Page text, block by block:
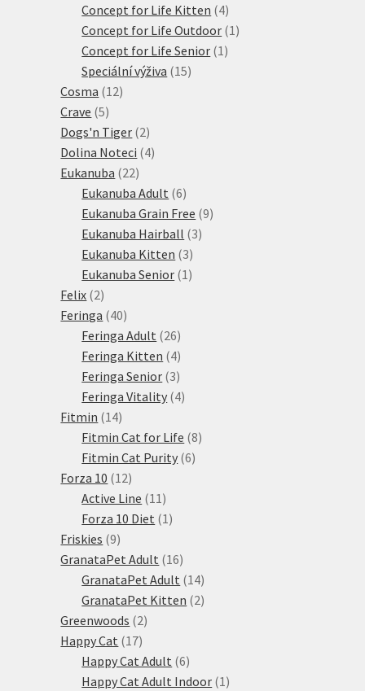
produkty
Concept for Life Kitten 44
produkty
Concept for Life Outdoor 1 1
Concept for Life Senior 1 1
Speciální výživa 1515
Cosma 1212
Crave 55
produktů
Dogs'n Tiger 22
produkty
Dolina Noteci 44
Eukanuba 2222
produktů
Eukanuba Adult 66
produktů
Eukanuba Grain Free 99
Eukanuba Hairball 33
Eukanuba Kitten 33
produkty
Eukanuba Senior 1 1
Felix 22
produkty
Feringa 4040
produktů
Feringa Adult 2626
produktů
Feringa Kitten 44
produkty
Feringa Senior 33
produkty
Feringa Vitality 44
Fitmin 1414
produktů
Fitmin Cat for Life 88
Fitmin Cat Purity 66
Forza 10 1212
produktů
Active Line 11 11
produktů
Forza 10 Diet 1 1
Friskies 99
produktů
GranataPet Adult 1616
produktů
GranataPet Adult 1414
produktů
GranataPet Kitten 22
Greenwoods 22
Happy Cat 1717
produktů
Happy Cat Adult 66
produktů
Happy Cat Adult Indoor 1 1